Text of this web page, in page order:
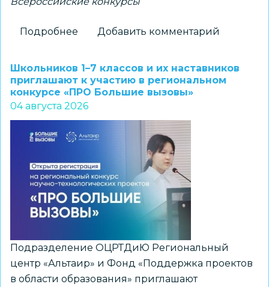
Подробнее
школьники
–
победители
всероссийского
«Большая
Добавить комментарий
Школьников 1–7 классов и их наставников
приглашают к участию в региональном
конкурсе «ПРО Большие вызовы»
04 августа 2026
Подразделение ОЦРТДиЮ Региональный
центр «Альтаир» и Фонд «Поддержка проектов
в области образования» приглашают